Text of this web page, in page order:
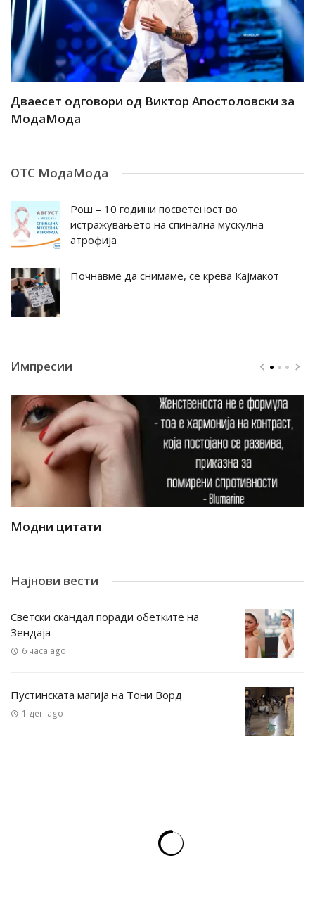
Дваесет одговори од Виктор Апостоловски за
МодаМода
ОТС МодаМода
Рош – 10 години посветеност во
истражувањето на спинална мускулна
атрофија
Почнавме да снимаме, се крева Кајмакот
Импресии
Модни цитати
Најнови вести
Светски скандал поради обетките на
Зендаја
6 часа ago
Пустинската магија на Тони Ворд
1 ден ago